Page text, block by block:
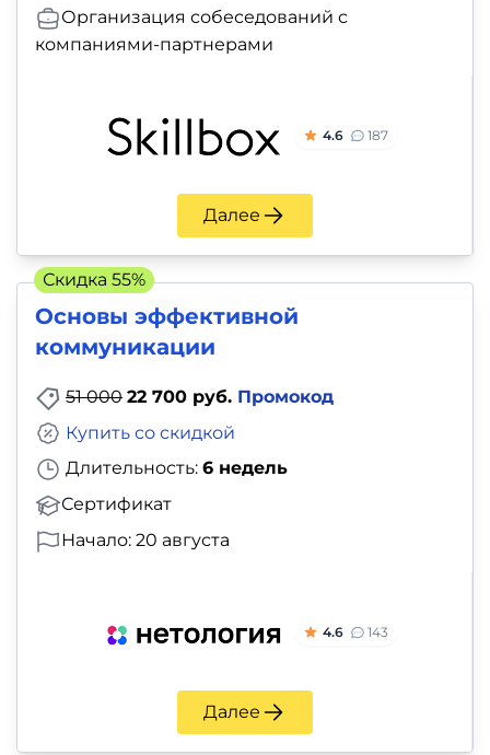
Организация собеседований с
компаниями-партнерами
4.6 187
Далее
Основы эффективной
коммуникации
51 000 22 700 руб. Промокод
Длительность: 6 недель
Сертификат
Купить со скидкой
Начало: 20 августа
4.6 143
Далее
Скидка 55%